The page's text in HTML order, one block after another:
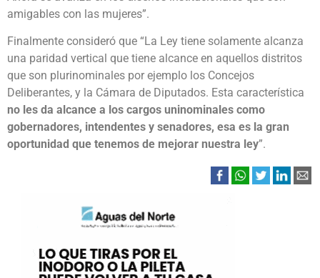
amigables con las mujeres”.
Finalmente consideró que “La Ley tiene solamente alcanza
una paridad vertical que tiene alcance en aquellos distritos
que son plurinominales por ejemplo los Concejos
Deliberantes, y la Cámara de Diputados. Esta característica
no les da alcance a los cargos uninominales como
gobernadores, intendentes y senadores, esa es la gran
oportunidad que tenemos de mejorar nuestra ley”.